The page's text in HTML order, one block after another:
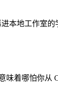
本地工作室
着哪怕你从